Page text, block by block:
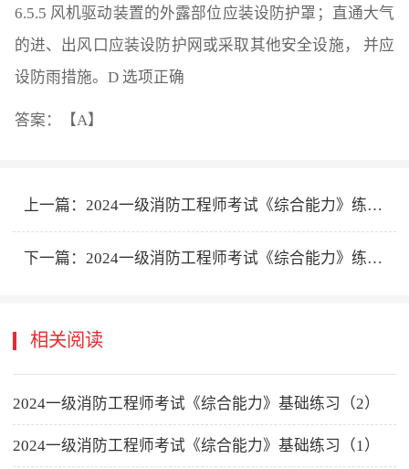
6.5.5 风机驱动装置的外露部位应装设防护罩；直通大气
的进、出风口应装设防护网或采取其他安全设施， 并应
设防雨措施。D 选项正确
答案：【A】
上一篇：2024一级消防工程师考试《综合能力》练习（1）
下一篇： 2024一级消防工程师考试《综合能力》练习（3）
相关阅读
2024一级消防工程师考试《综合能力》基础练习（2）
2024一级消防工程师考试《综合能力》基础练习（1）